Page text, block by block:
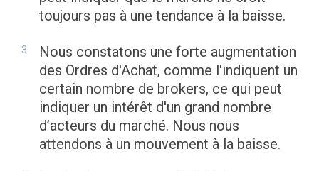
toujours pas à une tendance à la baisse.
Nous constatons une forte augmentation
des Ordres d'Achat, comme l'indiquent un
certain nombre de brokers, ce qui peut
indiquer un intérêt d'un grand nombre
d’acteurs du marché. Nous nous
attendons à un mouvement à la baisse.